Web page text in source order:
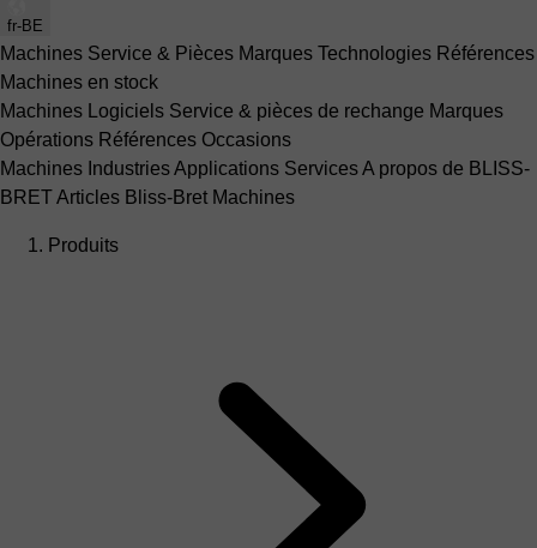
fr-BE
Machines Service & Pièces Marques Technologies Références
Machines en stock
Machines
Logiciels Service & pièces de rechange Marques
Opérations Références Occasions
Machines IndustriesApplications ServicesA propos de BLISS-
BRETArticles Bliss-Bret Machines
Produits